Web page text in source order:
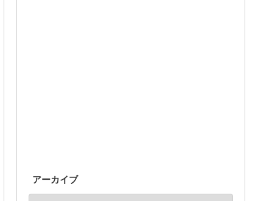
アーカイブ